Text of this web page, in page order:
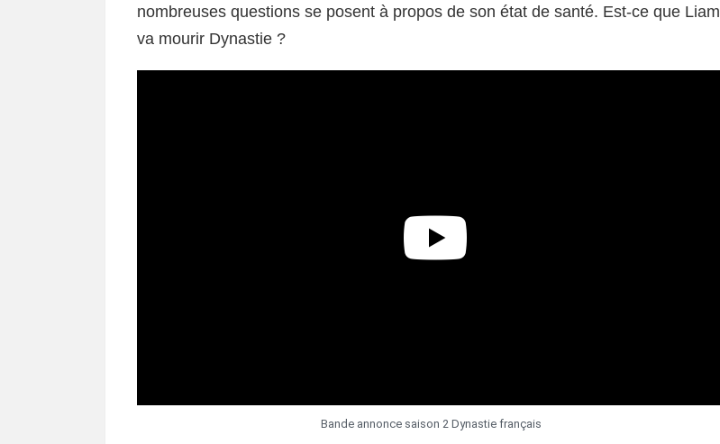
nombreuses questions se posent à propos de son état de santé. Est-ce que Liam
va mourir Dynastie ?
Bande annonce saison 2 Dynastie français